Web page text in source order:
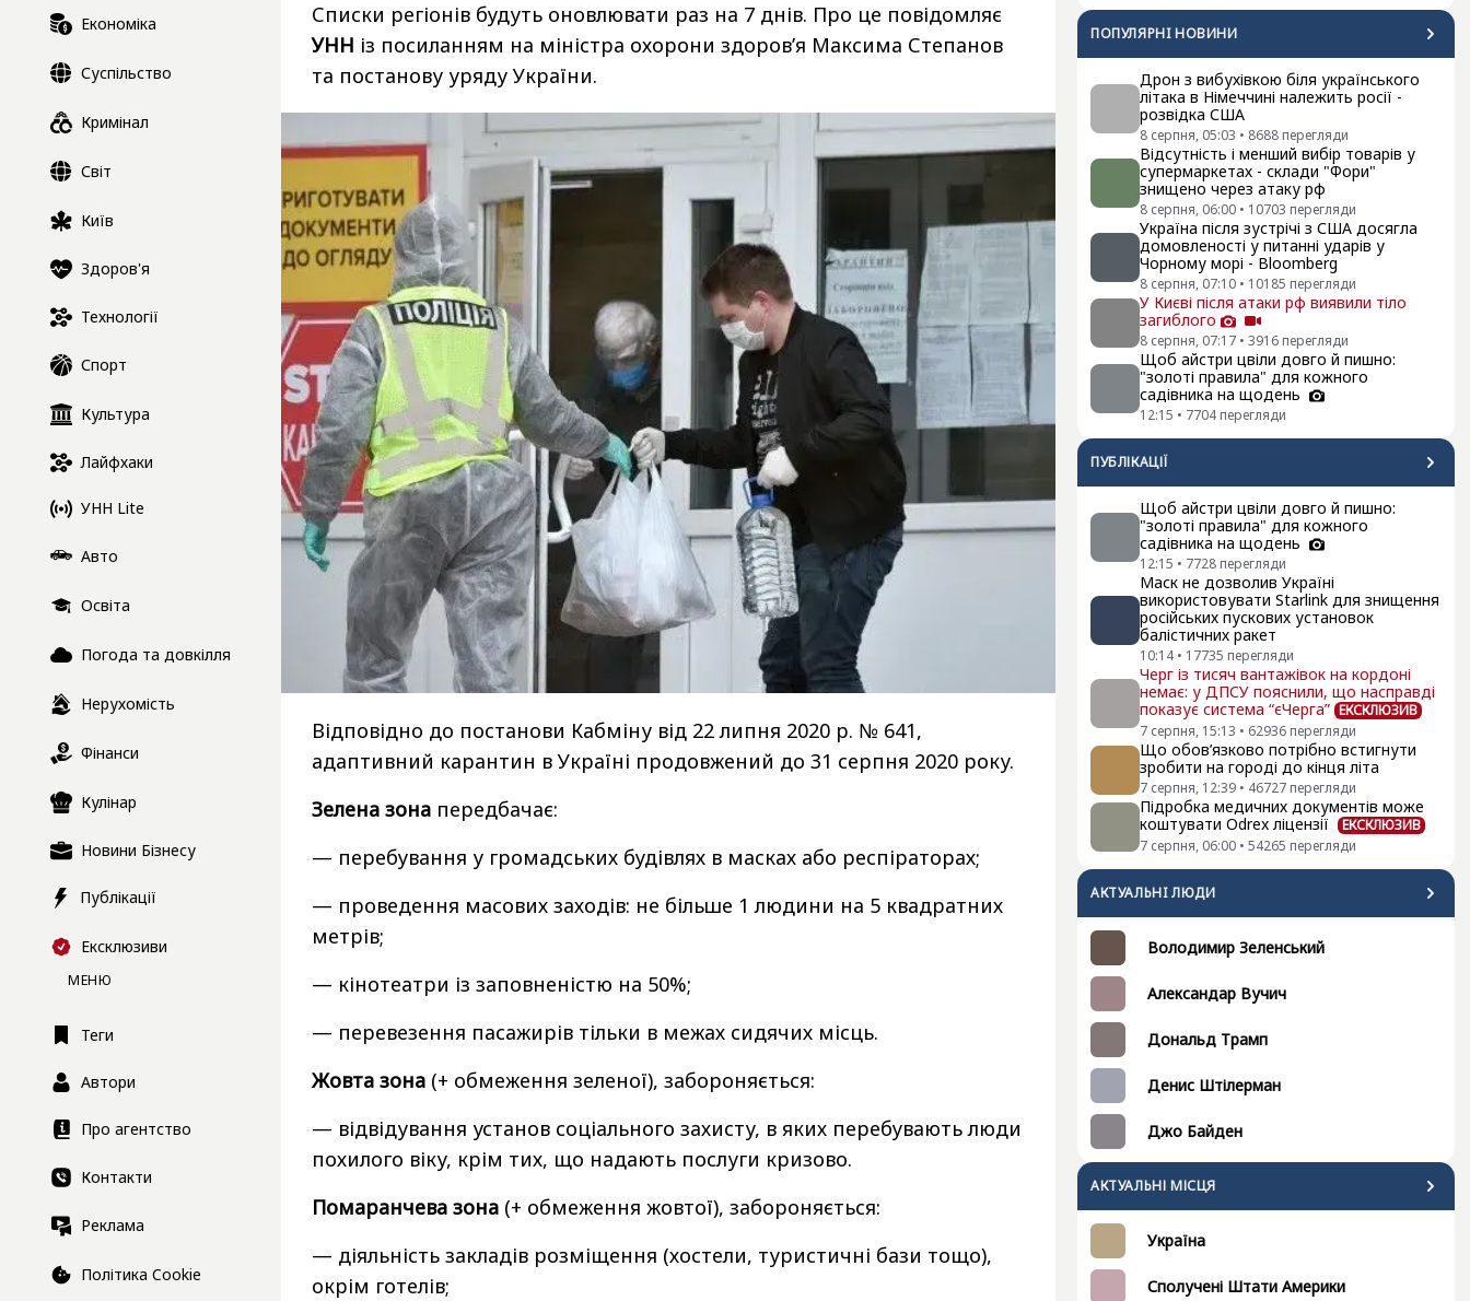
Економіка
Суспільство
Кримінал
Світ
Київ
Здоров'я
Технології
Спорт
Культура
Лайфхаки
УНН Lite
Авто
Освіта
Погода та довкілля
Нерухомість
Фінанси
Кулінар
Новини Бізнесу
Публікації
Ексклюзиви
МЕНЮ
Теги
Автори
Про агентство
Контакти
Реклама
Політика Cookie
ПОПУЛЯРНI НОВИНИ
Дрон з вибухівкою біля українського
літака в Німеччині належить росії -
розвідка США
8 серпня, 05:03 • 8688 перегляди
Відсутність і менший вибір товарів у
супермаркетах - склади "Фори"
знищено через атаку рф
8 серпня, 06:00 • 10703 перегляди
Україна після зустрічі з США досягла
домовленості у питанні ударів у
Чорному морі - Bloomberg
8 серпня, 07:10 • 10185 перегляди
У Києві після атаки рф виявили тіло
загиблого
8 серпня, 07:17 • 3916 перегляди
Щоб айстри цвіли довго й пишно:
"золоті правила" для кожного
садівника на щодень
12:15 • 7704 перегляди
ПУБЛІКАЦІЇ
Щоб айстри цвіли довго й пишно:
"золоті правила" для кожного
садівника на щодень
12:15 • 7728 перегляди
Маск не дозволив Україні
використовувати Starlink для знищення
російських пускових установок
балістичних ракет
10:14 • 17735 перегляди
Черг із тисяч вантажівок на кордоні
немає: у ДПСУ пояснили, що насправді
показує система “єЧерга” ЕКСКЛЮЗИВ
7 серпня, 15:13 • 62936 перегляди
Що обов’язково потрібно встигнути
зробити на городі до кінця літа
7 серпня, 12:39 • 46727 перегляди
Підробка медичних документів може
коштувати Odrex ліцензії
ЕКСКЛЮЗИВ
7 серпня, 06:00 • 54265 перегляди
АКТУАЛЬНI ЛЮДИ
Володимир Зеленський
Александар Вучич
Дональд Трамп
Денис Штілерман
Джо Байден
АКТУАЛЬНІ МІСЦЯ
Україна
Сполучені Штати Америки
Списки регіонів будуть оновлювати раз на 7 днів. Про це повідомляє
УНН із посиланням на міністра охорони здоров’я Максима Степанов
та постанову уряду України.
Відповідно до постанови Кабміну від 22 липня 2020 р. № 641,
адаптивний карантин в Україні продовжений до 31 серпня 2020 року.
Зелена зона передбачає:
— перебування у громадських будівлях в масках або респіраторах;
— проведення масових заходів: не більше 1 людини на 5 квадратних
метрів;
— кінотеатри із заповненістю на 50%;
— перевезення пасажирів тільки в межах сидячих місць.
Жовта зона (+ обмеження зеленої), забороняється:
— відвідування установ соціального захисту, в яких перебувають люди
похилого віку, крім тих, що надають послуги кризово.
Помаранчева зона (+ обмеження жовтої), забороняється:
— діяльність закладів розміщення (хостели, туристичні бази тощо),
окрім готелів;